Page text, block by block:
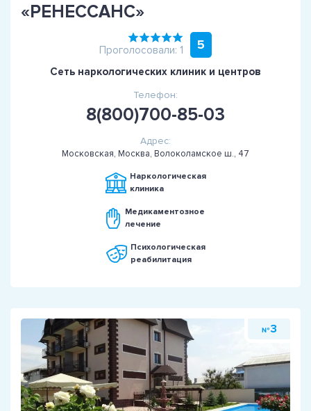
«РЕНЕССАНС»
Проголосовали: 1 5
Сеть наркологических клиник и центров
Телефон:
8(800)700-85-03
Адрес:
Московская, Москва, Волоколамское ш., 47
Наркологическая
клиника
Медикаментозное
лечение
Психологическая
реабилитация
№ 3